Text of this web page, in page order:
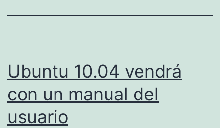
Ubuntu 10.04 vendrá
con un manual del
usuario